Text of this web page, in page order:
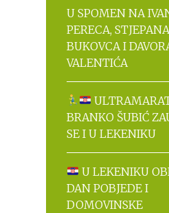
U SPOMEN NA
PERECA, STJEPANA
BUKOVCA I
VALENTIĆA
BRANKO ŠUBIĆ
SE I U LEKENIKU
U LEKENIKU
DAN POBJEDE I
DOMOVINSKE